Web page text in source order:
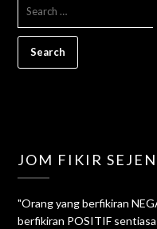
JOM FIKIR
"Orang yang berfikiran
berfikiran POSITIF